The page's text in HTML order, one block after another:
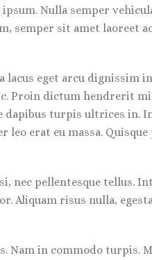
Nulla semper
semper sit amet laoreet
eget arcu dignissim
Proin dictum hendrerit
dapibus turpis ultrices in.
erat eu massa. Quisque
nec pellentesque tellus.
Aliquam risus nulla,
Nam in commodo turpis.